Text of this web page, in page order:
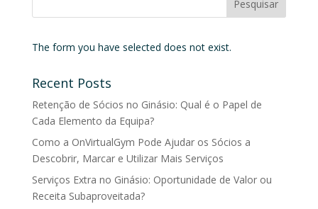
The form you have selected does not exist.
Recent Posts
Retenção de Sócios no Ginásio: Qual é o Papel de
Cada Elemento da Equipa?
Como a OnVirtualGym Pode Ajudar os Sócios a
Descobrir, Marcar e Utilizar Mais Serviços
Serviços Extra no Ginásio: Oportunidade de Valor ou
Receita Subaproveitada?